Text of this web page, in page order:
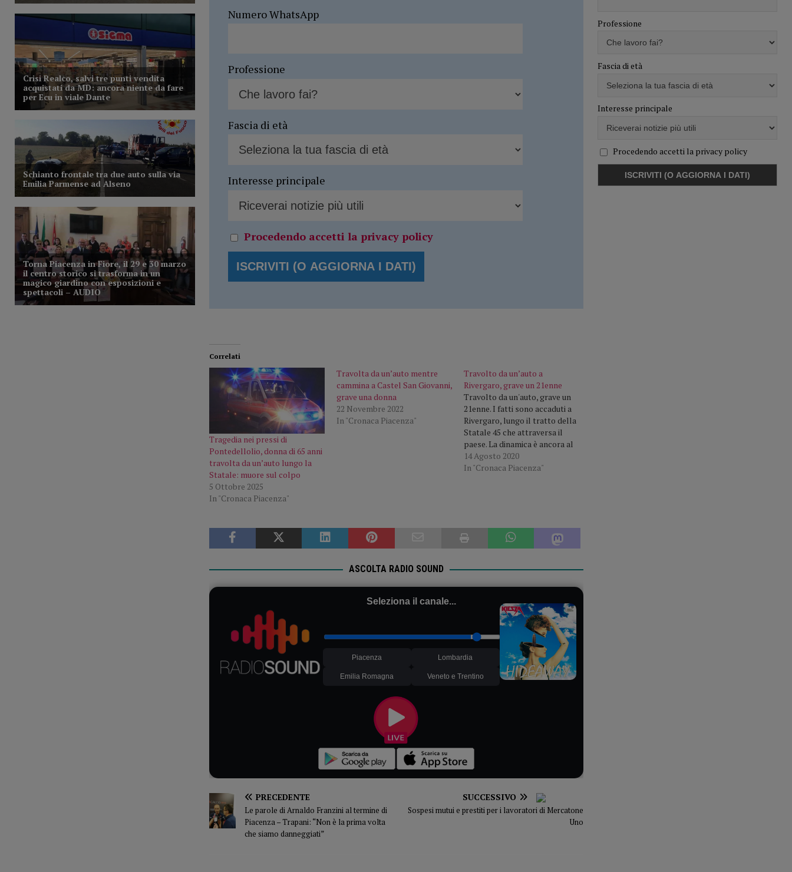
Numero WhatsApp
Professione
Fascia di età
Interesse principale
Procedendo accetti la privacy policy
Correlati
Tragedia nei pressi di
Pontedellolio, donna di 65 anni
travolta da un’auto lungo la
Statale: muore sul colpo
5 Ottobre 2025
In "Cronaca Piacenza"
Travolta da un’auto mentre
cammina a Castel San Giovanni,
grave una donna
22 Novembre 2022
In "Cronaca Piacenza"
Travolto da un’auto a
Rivergaro, grave un 21enne
Travolto da un'auto, grave un
21enne. I fatti sono accaduti a
Rivergaro, lungo il tratto della
Statale 45 che attraversa il
paese. La dinamica è ancora al
vaglio della polizia locale
Unione Valtrebbia. Il giovane
14 Agosto 2020
In "Cronaca Piacenza"
ASCOLTA RADIO SOUND
Seleziona il canale...
Piacenza Lombardia
Emilia Romagna Veneto e Trentino
PRECEDENTE
Le parole di Arnaldo Franzini al termine di
Piacenza – Trapani: “Non è la prima volta
che siamo danneggiati”
SUCCESSIVO
Sospesi mutui e prestiti per i lavoratori di Mercatone
Uno
Professione
Fascia di età
Interesse principale
Procedendo accetti la privacy policy